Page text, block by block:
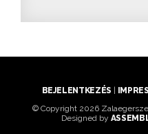
BEJELENTKEZÉS |
© Copyright 2026
Designed by